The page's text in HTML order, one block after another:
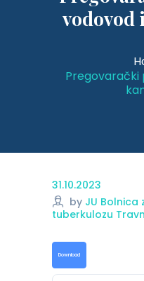
vodovod
Pregovarački
31.10.2023
by JU Bolnica
tuberkulozu
Download